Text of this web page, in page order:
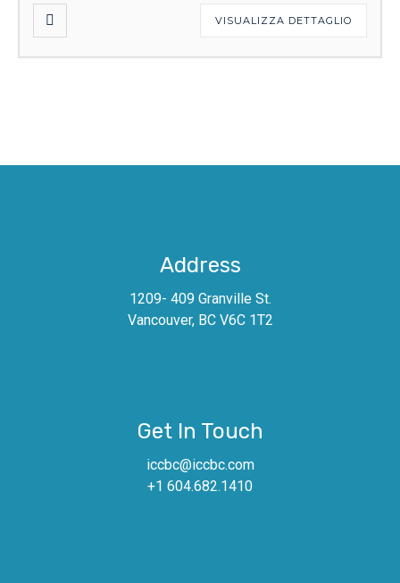
VISUALIZZA DETTAGLIO
Address
1209- 409 Granville St.
Vancouver, BC V6C 1T2
Get In Touch
iccbc@iccbc.com
+1 604.682.1410